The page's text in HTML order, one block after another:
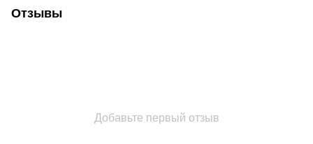
Отзывы
Добавьте первый отзыв